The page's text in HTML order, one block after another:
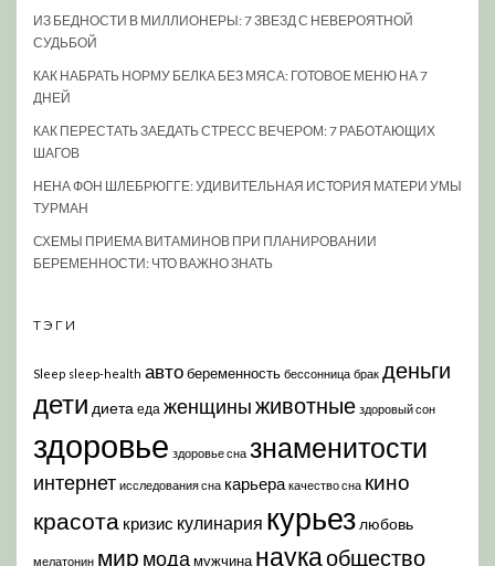
ИЗ БЕДНОСТИ В МИЛЛИОНЕРЫ: 7 ЗВЕЗД С НЕВЕРОЯТНОЙ
СУДЬБОЙ
КАК НАБРАТЬ НОРМУ БЕЛКА БЕЗ МЯСА: ГОТОВОЕ МЕНЮ НА 7
ДНЕЙ
КАК ПЕРЕСТАТЬ ЗАЕДАТЬ СТРЕСС ВЕЧЕРОМ: 7 РАБОТАЮЩИХ
ШАГОВ
НЕНА ФОН ШЛЕБРЮГГЕ: УДИВИТЕЛЬНАЯ ИСТОРИЯ МАТЕРИ УМЫ
ТУРМАН
СХЕМЫ ПРИЕМА ВИТАМИНОВ ПРИ ПЛАНИРОВАНИИ
БЕРЕМЕННОСТИ: ЧТО ВАЖНО ЗНАТЬ
ТЭГИ
Sleep sleep-health автобеременность бессонница брак деньги
дети диета еда женщиныживотные здоровый сон
здоровье здоровье сна знаменитости
интернет исследования сна карьера качество сна кино
красота кризис кулинария курьез любовь
мелатонин мир модамужчина наукаобщество